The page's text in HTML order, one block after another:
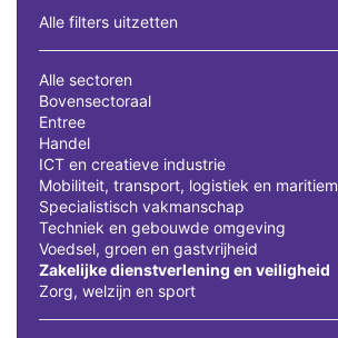
Alle filters uitzetten
Alle sectoren
Bovensectoraal
Entree
Handel
ICT en creatieve industrie
Mobiliteit, transport, logistiek en maritiem
Specialistisch vakmanschap
Techniek en gebouwde omgeving
Voedsel, groen en gastvrijheid
Zakelijke dienstverlening en veiligheid
Zorg, welzijn en sport